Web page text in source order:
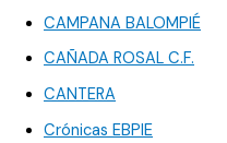
CAMPANA BALOMPIÉ
CAÑADA ROSAL C.F.
CANTERA
Crónicas EBPIE